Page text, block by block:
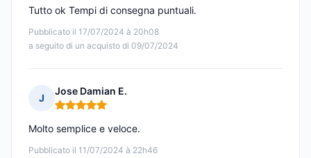
Pubblicato il 17/07/2024 à 20h08
a seguito di un acquisto di 09/07/2024
Tutto ok Tempi di consegna puntuali.
J
Jose Damian E.
Nota: 5 su 5
Pubblicato il 11/07/2024 à 22h46
Molto semplice e veloce.